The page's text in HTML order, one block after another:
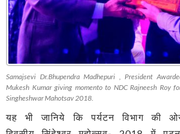
Samajsevi Dr.Bhupendra Madhepuri , President
Mukesh Kumar giving momento to NDC Rajneesh Roy
Singheshwar Mahotsav 2018.
यह भी जानिये कि पर्यटन विभाग की